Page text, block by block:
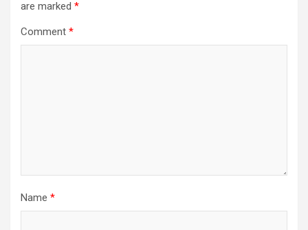
are marked *
Comment *
Name *